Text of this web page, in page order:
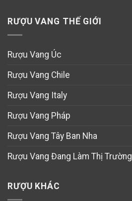
RƯỢU VANG THẾ GIỚI
Rượu Vang Úc
Rượu Vang Chile
Rượu Vang Italy
Rượu Vang Pháp
Rượu Vang Tây Ban Nha
Rượu Vang Đang Làm Thị Trường
RƯỢU KHÁC